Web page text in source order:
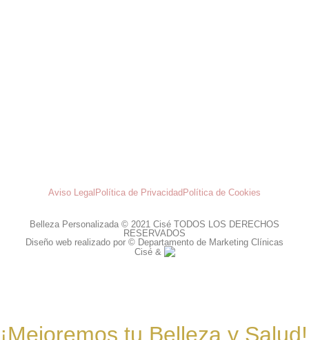
Aviso Legal Política de Privacidad Política de Cookies
Belleza Personalizada © 2021 Cisé TODOS LOS DERECHOS
RESERVADOS
Diseño web realizado por © Departamento de Marketing Clínicas
Cisé &
¡Mejoremos tu Belleza y Salud!